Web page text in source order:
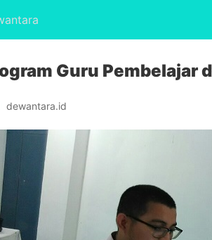
Guru Pembelajar
dewantara.id